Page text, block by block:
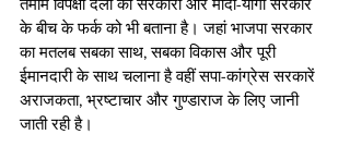
के बीच के फर्क को भी बताना है। जहां भाजपा सरकार
का मतलब सबका साथ, सबका विकास और पूरी
ईमानदारी के साथ चलाना है वहीं सपा-कांग्रेस सरकारें
अराजकता, भ्रष्टाचार और गुण्डाराज के लिए जानी
जाती रही है।